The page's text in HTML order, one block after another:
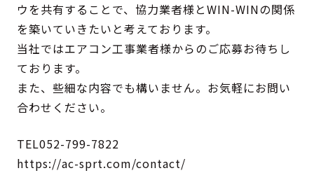
ウを共有することで、協力業者様とWIN-WINの関係
を築いていきたいと考えております。
当社ではエアコン工事業者様からのご応募お待ちし
ております。
また、些細な内容でも構いません。お気軽にお問い
合わせください。
TEL052-799-7822
https://ac-sprt.com/contact/